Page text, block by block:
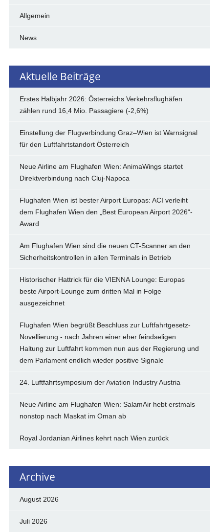
Allgemein
News
Aktuelle Beiträge
Erstes Halbjahr 2026: Österreichs Verkehrsflughäfen
zählen rund 16,4 Mio. Passagiere (-2,6%)
Einstellung der Flugverbindung Graz–Wien ist Warnsignal
für den Luftfahrtstandort Österreich
Neue Airline am Flughafen Wien: AnimaWings startet
Direktverbindung nach Cluj-Napoca
Flughafen Wien ist bester Airport Europas: ACI verleiht
dem Flughafen Wien den „Best European Airport 2026“-
Award
Am Flughafen Wien sind die neuen CT-Scanner an den
Sicherheitskontrollen in allen Terminals in Betrieb
Historischer Hattrick für die VIENNA Lounge: Europas
beste Airport-Lounge zum dritten Mal in Folge
ausgezeichnet
Flughafen Wien begrüßt Beschluss zur Luftfahrtgesetz-
Novellierung - nach Jahren einer eher feindseligen
Haltung zur Luftfahrt kommen nun aus der Regierung und
dem Parlament endlich wieder positive Signale
24. Luftfahrtsymposium der Aviation Industry Austria
Neue Airline am Flughafen Wien: SalamAir hebt erstmals
nonstop nach Maskat im Oman ab
Royal Jordanian Airlines kehrt nach Wien zurück
Archive
August 2026
Juli 2026